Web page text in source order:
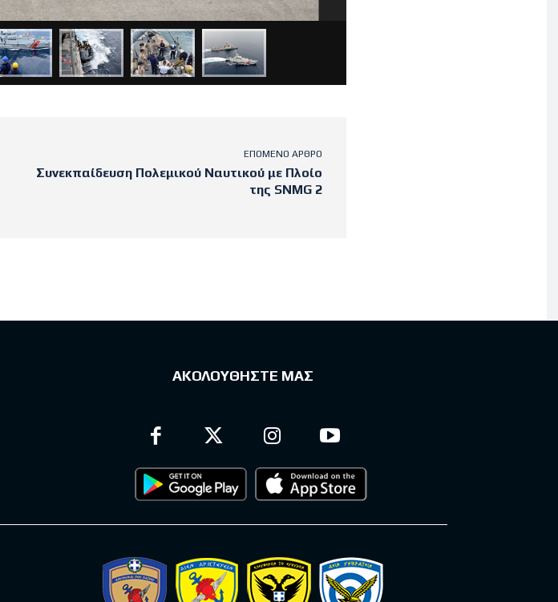
ΕΠΌΜΕΝΟ ΆΡΘΡΟ
Συνεκπαίδευση Πολεμικού Ναυτικού με Πλοίο
της SNMG 2
ΑΚΟΛΟΥΘΗΣΤΕ ΜΑΣ